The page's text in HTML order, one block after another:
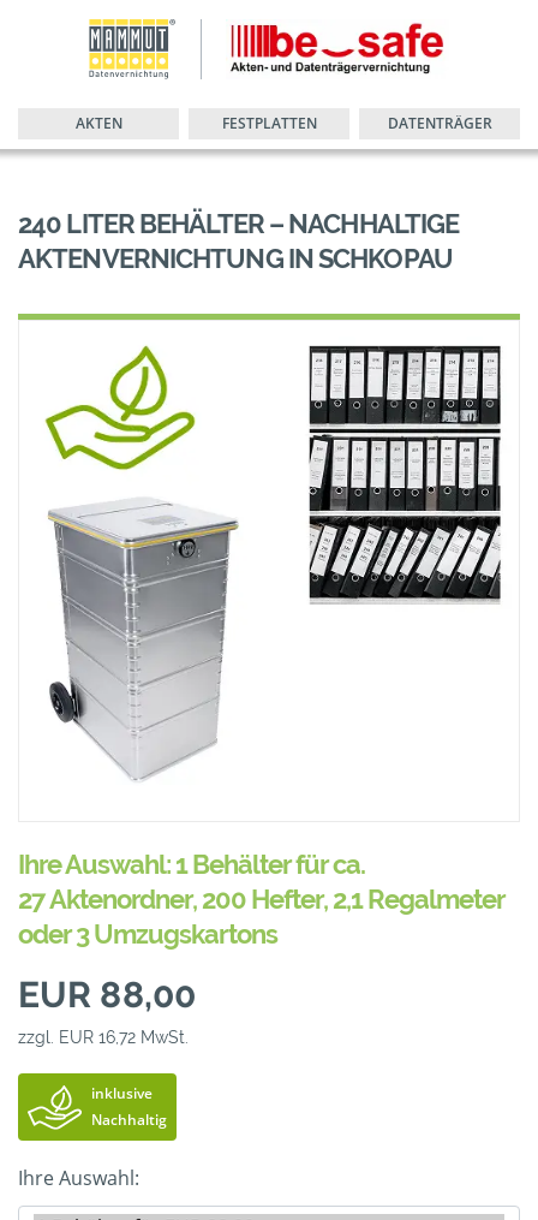
AKTEN FESTPLATTEN DATENTRÄGER
240 LITER BEHÄLTER – NACHHALTIGE
AKTENVERNICHTUNG IN SCHKOPAU
Ihre Auswahl: 1 Behälter für ca.
27 Aktenordner, 200 Hefter, 2,1 Regalmeter
oder 3 Umzugskartons
EUR 88,00
zzgl. EUR 16,72 MwSt.
inklusive
Nachhaltig
Ihre Auswahl: